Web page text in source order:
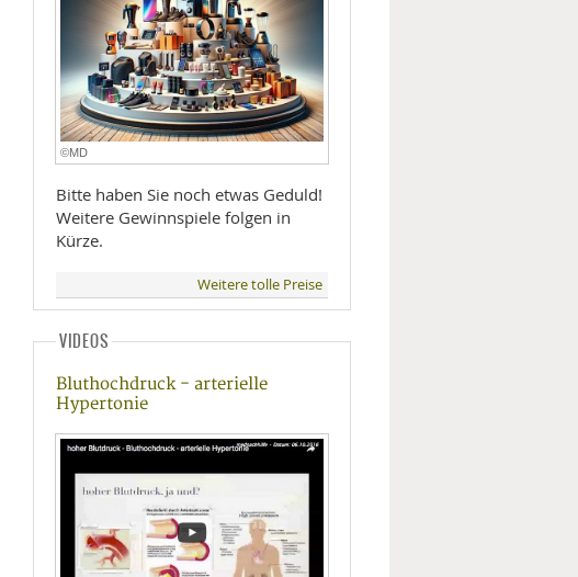
©MD
Bitte haben Sie noch etwas Geduld!
Weitere Gewinnspiele folgen in
Kürze.
Weitere tolle Preise
VIDEOS
Bluthochdruck - arterielle
Hypertonie